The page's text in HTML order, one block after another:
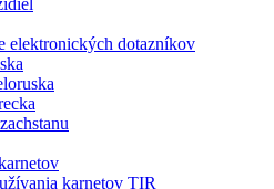
elektronických dotazníkov
karnetov TIR